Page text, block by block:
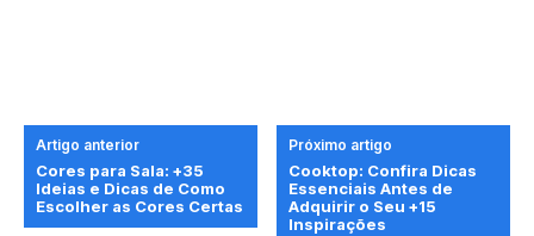
Artigo anterior
Cores para Sala: +35
Ideias e Dicas de Como
Escolher as Cores Certas
Próximo artigo
Cooktop: Confira Dicas
Essenciais Antes de
Adquirir o Seu +15
Inspirações